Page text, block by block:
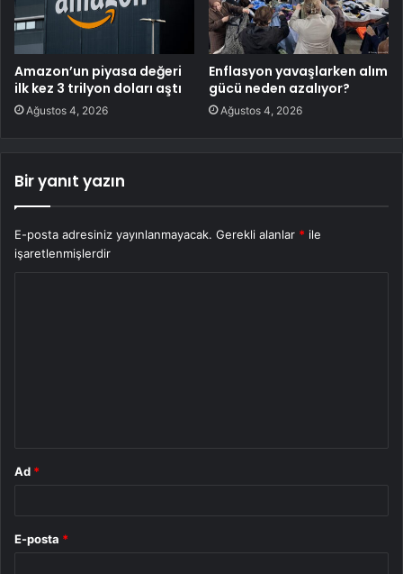
Amazon’un piyasa değeri
ilk kez 3 trilyon doları aştı
Ağustos 4, 2026
Enflasyon yavaşlarken alım
gücü neden azalıyor?
Ağustos 4, 2026
Bir yanıt yazın
E-posta adresiniz yayınlanmayacak. Gerekli alanlar * ile
işaretlenmişlerdir
Ad *
E-posta *